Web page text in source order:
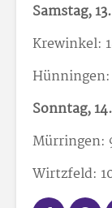
Samstag,
Krewinkel:
Sonntag,
Mürringen:
Wirtzfeld: